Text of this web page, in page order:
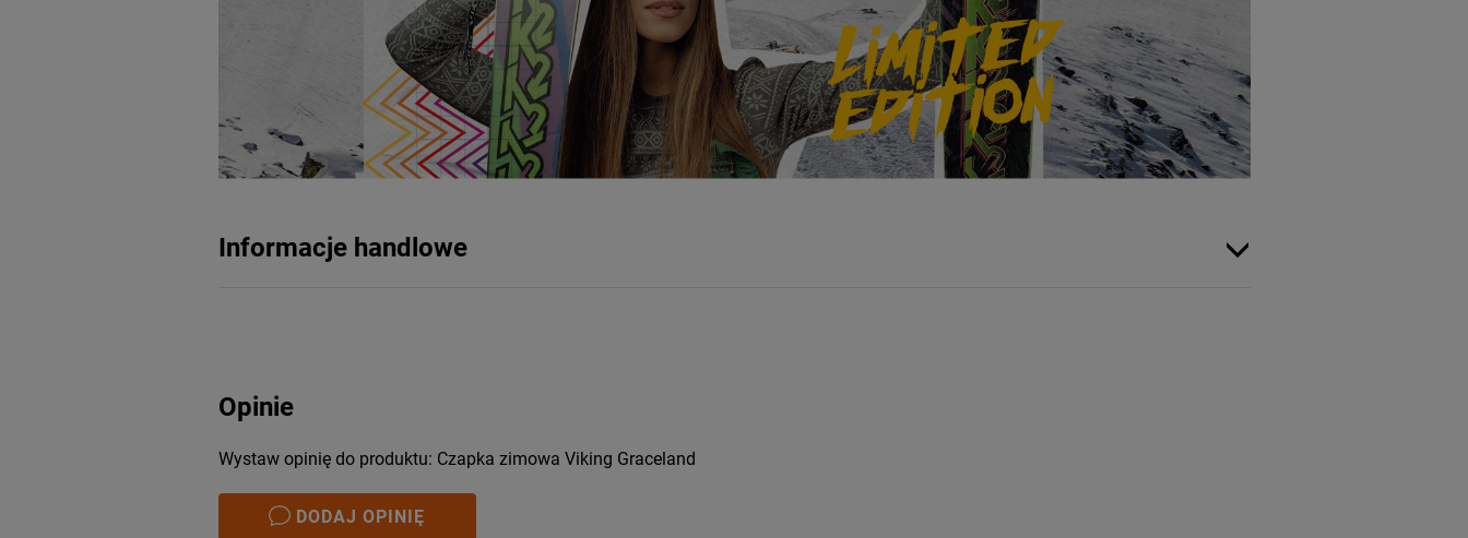
Informacje handlowe
Opinie
Wystaw opinię do produktu: Czapka zimowa Viking Graceland
DODAJ OPINIĘ